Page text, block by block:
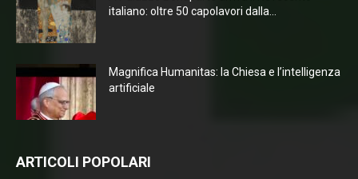
italiano: oltre 50 capolavori dalla...
Magnifica Humanitas: la Chiesa e l’intelligenza
artificiale
ARTICOLI POPOLARI